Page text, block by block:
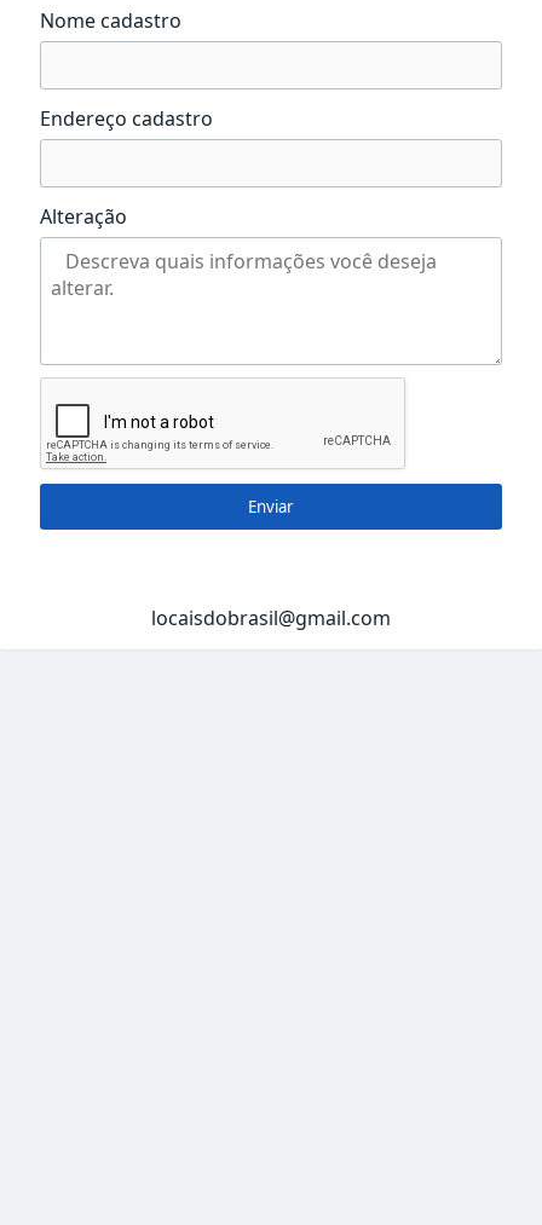
Nome cadastro
Endereço cadastro
Alteração
Enviar
locaisdobrasil@gmail.com